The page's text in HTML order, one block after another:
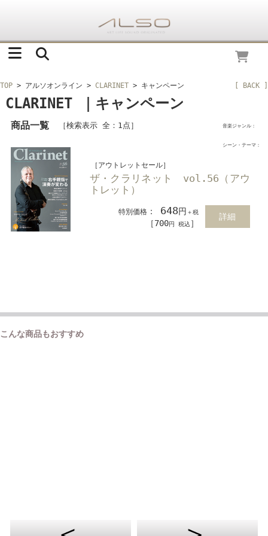
TOP > アルソオンライン > CLARINET > キャンペーン [ BACK ]
CLARINET ｜キャンペーン
音楽ジャンル：
シーン・テーマ：
商品一覧 ［検索表示 全：1点］
［アウトレットセール］
ザ・クラリネット vol.56（アウ
トレット）
特別価格 ： 648円 ＋税
［700円 税込 ］
詳細
こんな商品もおすすめ